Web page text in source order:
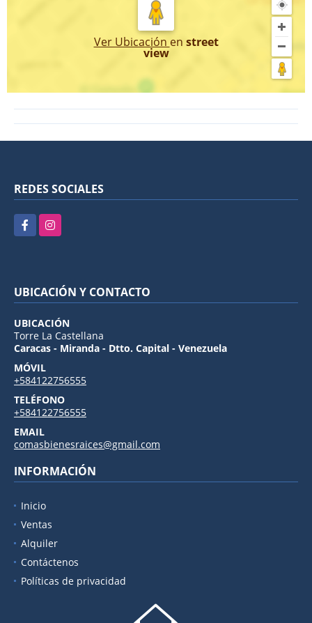
Ver Ubicación en street
view
REDES SOCIALES
FacebookInstagram
UBICACIÓN Y CONTACTO
UBICACIÓN
Torre La Castellana
Caracas - Miranda - Dtto. Capital - Venezuela
MÓVIL
+584122756555
TELÉFONO
+584122756555
EMAIL
comasbienesraices@gmail.com
INFORMACIÓN
Inicio
Ventas
Alquiler
Contáctenos
Políticas de privacidad